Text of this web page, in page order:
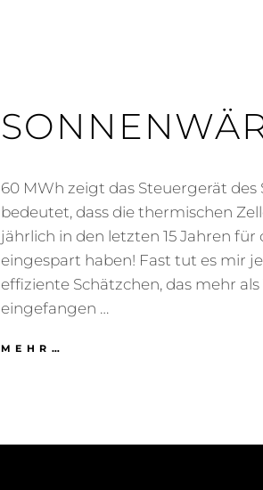
60 MWh zeigt das Steuergerät des
bedeutet, dass die thermischen
jährlich in den letzten 15 Jahren
eingespart haben! Fast tut es mir
effiziente Schätzchen, das mehr
eingefangen …
MEHR…